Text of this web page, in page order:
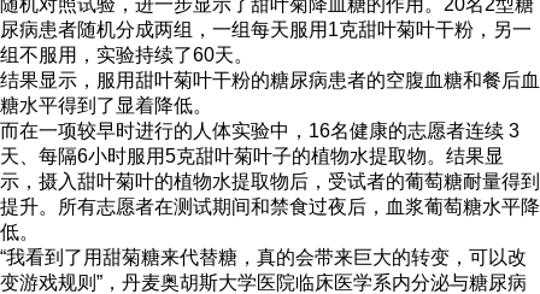
随机对照试验，进一步显示了甜叶菊降血糖的作用。20名2型糖
尿病患者随机分成两组，一组每天服用1克甜叶菊叶干粉，另一
组不服用，实验持续了60天。
结果显示，服用甜叶菊叶干粉的糖尿病患者的空腹血糖和餐后血
糖水平得到了显着降低。
而在一项较早时进行的人体实验中，16名健康的志愿者连续 3
天、每隔6小时服用5克甜叶菊叶子的植物水提取物。结果显
示，摄入甜叶菊叶的植物水提取物后，受试者的葡萄糖耐量得到
提升。所有志愿者在测试期间和禁食过夜后，血浆葡萄糖水平降
低。
“我看到了用甜菊糖来代替糖，真的会带来巨大的转变，可以改
变游戏规则”，丹麦奥胡斯大学医院临床医学系内分泌与糖尿病